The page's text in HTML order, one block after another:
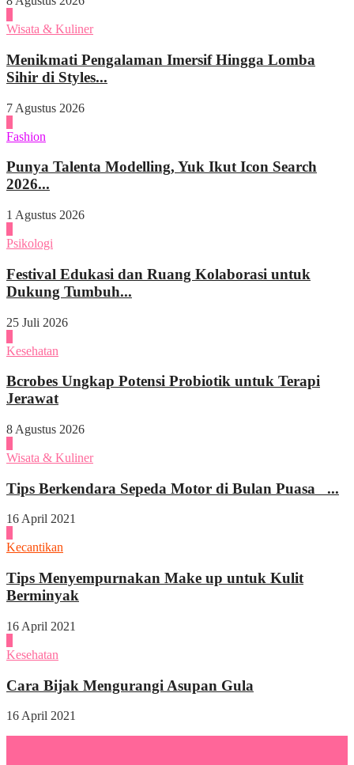
Wisata & Kuliner
Menikmati Pengalaman Imersif Hingga Lomba
Sihir di Styles...
7 Agustus 2026
Fashion
Punya Talenta Modelling, Yuk Ikut Icon Search
2026...
1 Agustus 2026
Psikologi
Festival Edukasi dan Ruang Kolaborasi untuk
Dukung Tumbuh...
25 Juli 2026
Kesehatan
Bcrobes Ungkap Potensi Probiotik untuk Terapi
Jerawat
8 Agustus 2026
Wisata & Kuliner
Tips Berkendara Sepeda Motor di Bulan Puasa ...
16 April 2021
Kecantikan
Tips Menyempurnakan Make up untuk Kulit
Berminyak
16 April 2021
Kesehatan
Cara Bijak Mengurangi Asupan Gula
16 April 2021